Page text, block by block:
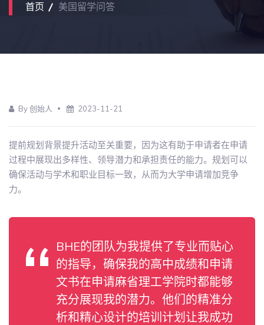
首页 美国留学问答
By 创始人 2023-11-21
提前规划背景提升活动至关重要，因为这有助于申请者在申请
过程中展现出多样性、领导潜力和承担责任的能力。规划可以
确保活动与学术和职业目标一致，从而为大学申请增加竞争
力。
BHE的团队为我提供了专业而贴心
的指导，确保我的高中成绩和申请
文书在申请麻省理工学院时都能够
充分展现我的潜力。他们的精准分
析和精心设计的培训计划让我成功